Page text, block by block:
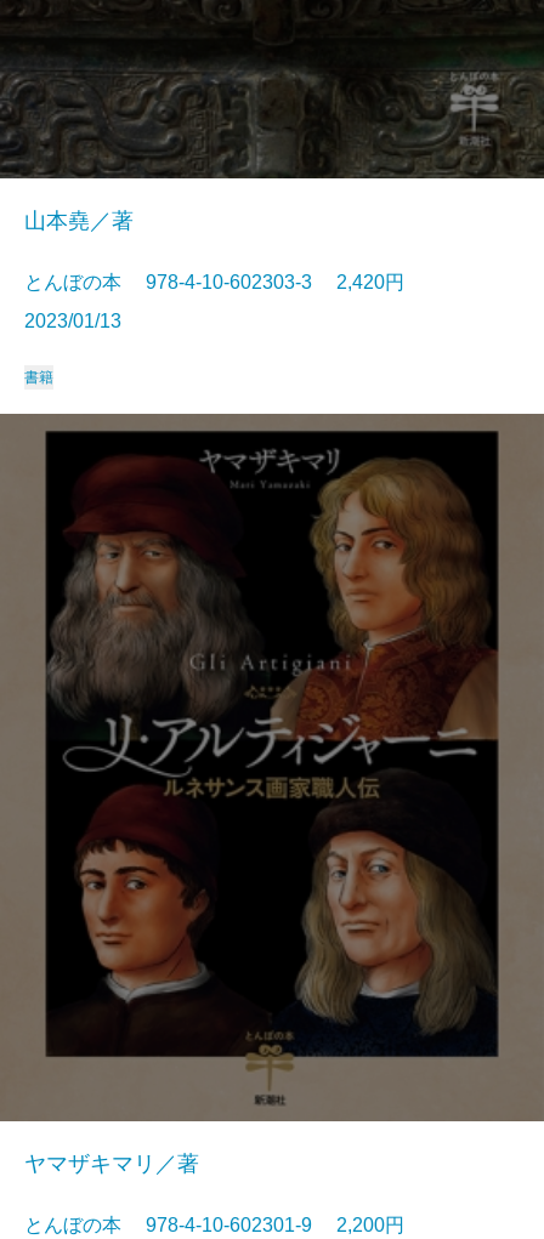
山本堯／著
とんぼの本 978-4-10-602303-3 2,420円
2023/01/13
書籍
ヤマザキマリ／著
とんぼの本 978-4-10-602301-9 2,200円